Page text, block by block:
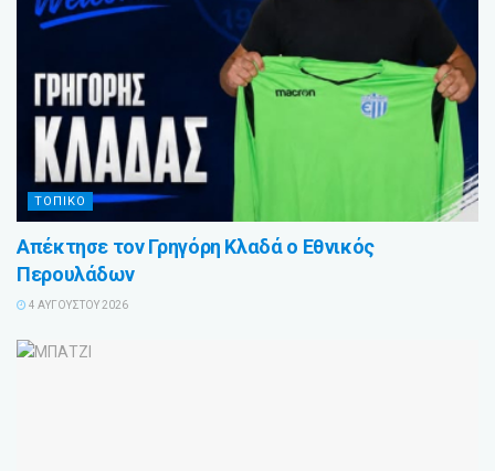
ΤΟΠΙΚΌ
Απέκτησε τον Γρηγόρη Κλαδά ο Εθνικός
Περουλάδων
4 ΑΥΓΟΎΣΤΟΥ 2026